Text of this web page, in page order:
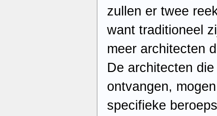
zullen er twee
want traditioneel
meer architecten
De architecten
ontvangen,
specifieke